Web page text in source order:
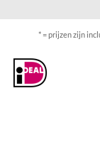
* = prijzen zijn